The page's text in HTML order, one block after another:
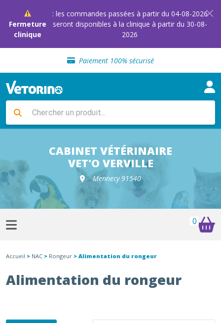
Fermeture
clinique
: les commandes passées à partir du 04-08-2026
seront disponibles à la clinique à partir du 30-08-
2026
Sélection de croquettes vétérinaire
Paiement 100% sécurisé
Livraison gratuite en clinique vétérinaire
Sélection de croquettes vétérinaire
Livraison gratuite en clinique vétérinaire
Retour gratuit en clinique
CABINET VÉTÉRINAIRE
VET'O VERVILLE
Mennecy 91540
0
Accueil > NAC > Rongeur > Alimentation du rongeur
Alimentation du rongeur